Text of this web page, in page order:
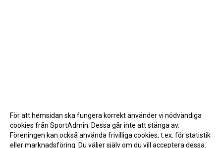
För att hemsidan ska fungera korrekt använder vi nödvändiga
cookies från SportAdmin. Dessa går inte att stänga av.
Föreningen kan också använda frivilliga cookies, t.ex. för statistik
eller marknadsföring. Du väljer själv om du vill acceptera dessa.